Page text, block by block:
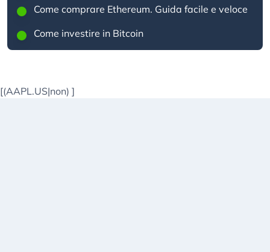
Come comprare Ethereum. Guida facile e veloce
Come investire in Bitcoin
[(AAPL.US|non) ]